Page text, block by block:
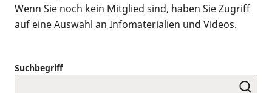
Wenn Sie noch kein Mitglied sind, haben Sie Zugriff
auf eine Auswahl an Infomaterialien und Videos.
Suchbegriff